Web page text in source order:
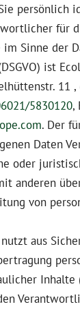
persönlich
für
Sinne der
ist
11 ,
5830120,
. Der
Daten
oder
anderen
von
aus
Inhalte